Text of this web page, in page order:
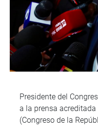
Presidente del
a la prensa
(Congreso de la